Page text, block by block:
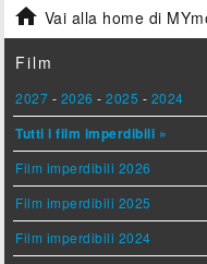
 Vai alla home di
Film
2027 - 2026 -2025 - 2024
Tutti i film imperdibili »
Film imperdibili 2026
Film imperdibili 2025
Film imperdibili 2024